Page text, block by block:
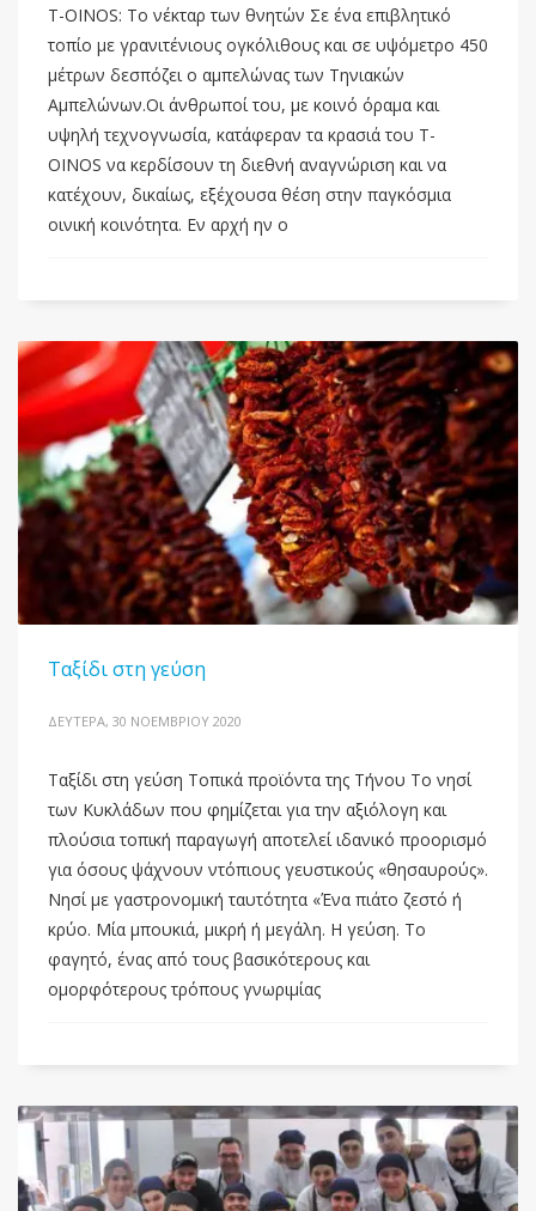
T-OINOS: Το νέκταρ των θνητών Σε ένα επιβλητικό
τοπίο με γρανιτένιους ογκόλιθους και σε υψόμετρο 450
μέτρων δεσπόζει ο αμπελώνας των Τηνιακών
Αμπελώνων.Οι άνθρωποί του, με κοινό όραμα και
υψηλή τεχνογνωσία, κατάφεραν τα κρασιά του T-
OINOS να κερδίσουν τη διεθνή αναγνώριση και να
κατέχουν, δικαίως, εξέχουσα θέση στην παγκόσμια
οινική κοινότητα. Εν αρχή ην ο
Ταξίδι στη γεύση
ΔΕΥΤΈΡΑ, 30 ΝΟΕΜΒΡΊΟΥ 2020
Ταξίδι στη γεύση Τοπικά προϊόντα της Τήνου Το νησί
των Κυκλάδων που φημίζεται για την αξιόλογη και
πλούσια τοπική παραγωγή αποτελεί ιδανικό προορισμό
για όσους ψάχνουν ντόπιους γευστικούς «θησαυρούς».
Νησί με γαστρονομική ταυτότητα «Ένα πιάτο ζεστό ή
κρύο. Μία μπουκιά, μικρή ή μεγάλη. Η γεύση. Το
φαγητό, ένας από τους βασικότερους και
ομορφότερους τρόπους γνωριμίας